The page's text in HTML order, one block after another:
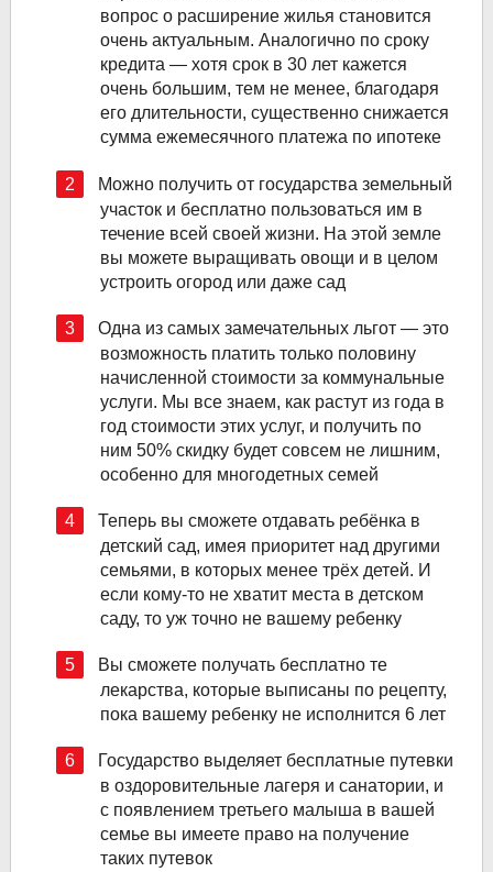
вопрос о расширение жилья становится
очень актуальным. Аналогично по сроку
кредита — хотя срок в 30 лет кажется
очень большим, тем не менее, благодаря
его длительности, существенно снижается
сумма ежемесячного платежа по ипотеке
Можно получить от государства земельный
участок и бесплатно пользоваться им в
течение всей своей жизни. На этой земле
вы можете выращивать овощи и в целом
устроить огород или даже сад
Одна из самых замечательных льгот — это
возможность платить только половину
начисленной стоимости за коммунальные
услуги. Мы все знаем, как растут из года в
год стоимости этих услуг, и получить по
ним 50% скидку будет совсем не лишним,
особенно для многодетных семей
Теперь вы сможете отдавать ребёнка в
детский сад, имея приоритет над другими
семьями, в которых менее трёх детей. И
если кому-то не хватит места в детском
саду, то уж точно не вашему ребенку
Вы сможете получать бесплатно те
лекарства, которые выписаны по рецепту,
пока вашему ребенку не исполнится 6 лет
Государство выделяет бесплатные путевки
в оздоровительные лагеря и санатории, и
с появлением третьего малыша в вашей
семье вы имеете право на получение
таких путевок